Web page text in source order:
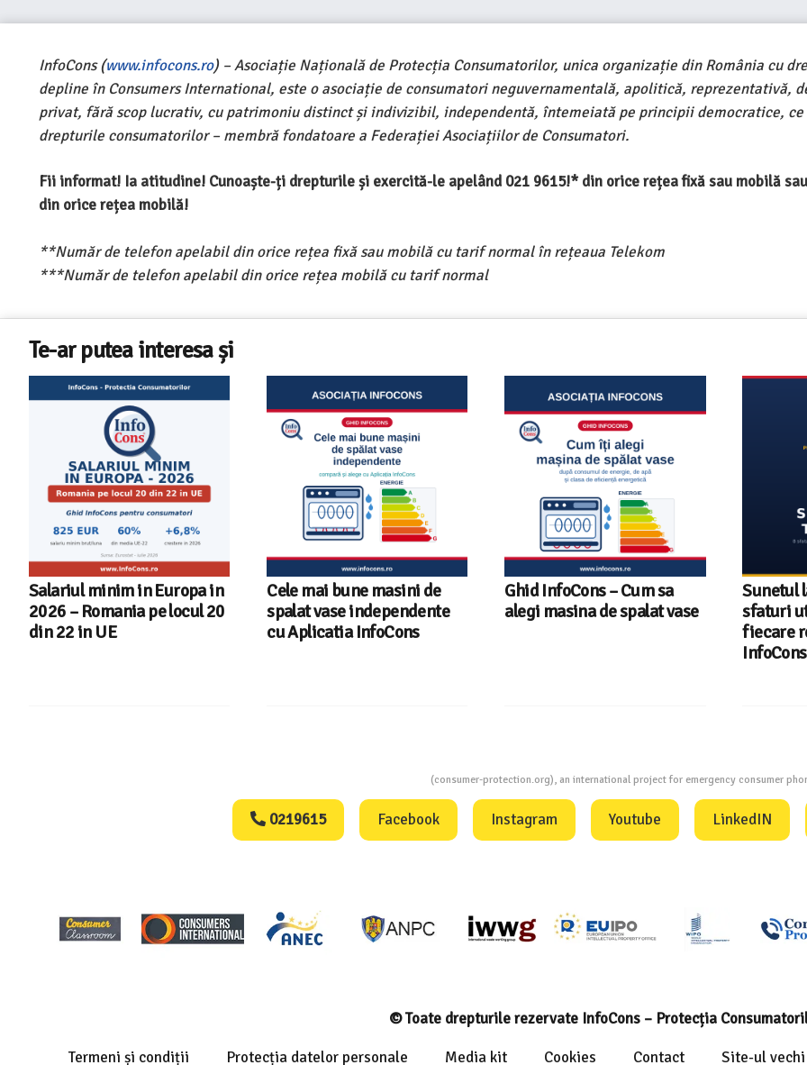
InfoCons (www.infocons.ro) – Asociație Națională de Protecția Consumatorilor, unica organizație din România cu
depline în Consumers International, este o asociație de consumatori neguvernamentală, apolitică, reprezentativă,
privat, fără scop lucrativ, cu patrimoniu distinct și indivizibil, independentă, întemeiată pe principii democratice, ce
drepturile consumatorilor – membră fondatoare a Federației Asociațiilor de Consumatori.
Fii informat! Ia atitudine! Cunoaște-ți drepturile și exercită-le apelând 021 9615!* din orice rețea fixă sau mobilă
din orice rețea mobilă!
**Număr de telefon apelabil din orice rețea fixă sau mobilă cu tarif normal în rețeaua Telekom
***Număr de telefon apelabil din orice rețea mobilă cu tarif normal
Te-ar putea interesa și
Salariul minim in Europa in
2026 – Romania pe locul 20
din 22 in UE
Cele mai bune masini de
spalat vase independente
cu Aplicatia InfoCons
Ghid InfoCons – Cum sa
alegi masina de spalat vase
Sunetul
sfaturi
fiecare
InfoCons
(consumer-protection.org), an international project for emergency consumer
0219615 Facebook Instagram Youtube LinkedIN
© Toate drepturile rezervate InfoCons – Protecția
Termeni și condiții Protecția datelor personale Media kit Cookies Contact Site-ul vechi